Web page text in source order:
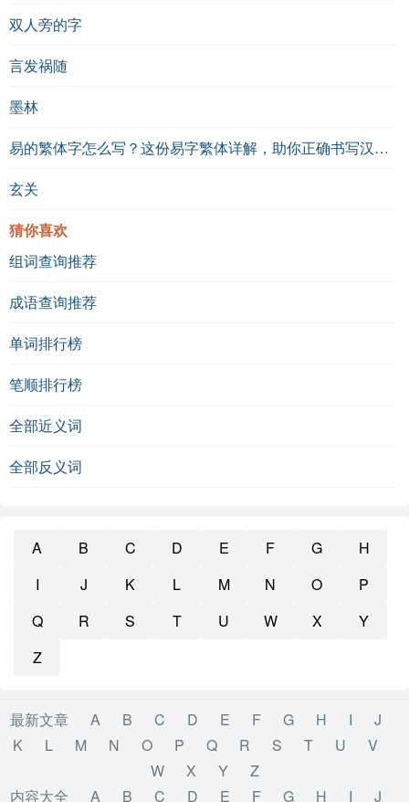
双人旁的字
言发祸随
墨林
易的繁体字怎么写？这份易字繁体详解，助你正确书写汉字_汉字繁体学习
玄关
猜你喜欢
组词查询推荐
成语查询推荐
单词排行榜
笔顺排行榜
全部近义词
全部反义词
A B C D E F G
H
I
J K L M N O
P
Q
R S T U W X
Y
Z
最新文章 A B C D E F G H I
J
K
L M N O P Q R S T U
V
W
X Y
Z
内容大全
A B C D E F G H I J